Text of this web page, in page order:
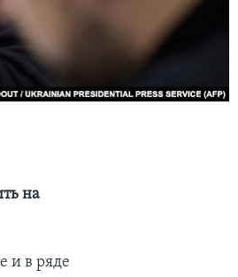
на
и в ряде